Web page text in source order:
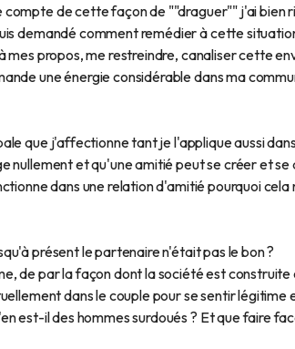
compte de cette façon de ""draguer"" j'ai bien
demandé comment remédier à cette
mes propos, me restreindre, canaliser cette
une énergie considérable dans ma
que j'affectionne tant je l'applique aussi
nullement et qu'une amitié peut se créer et
dans une relation d'amitié pourquoi
présent le partenaire n'était pas le bon ?
de par la façon dont la société est
dans le couple pour se sentir légitime
est-il des hommes surdoués ? Et que faire